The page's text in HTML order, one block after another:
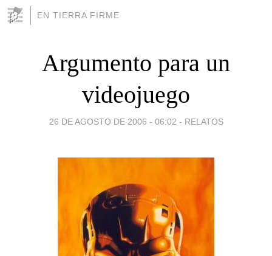
EN TIERRA FIRME
Argumento para un
videojuego
26 DE AGOSTO DE 2006 - 06:02 - RELATOS